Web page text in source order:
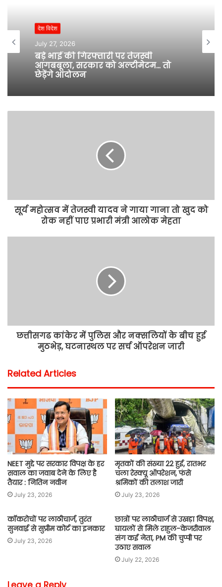
देश विदेश
July 27, 2026
बड़े भाई की गिरफ्तारी पर तेजस्वी
आगबबूला, सरकार को अल्टीमेटम… तो
छेड़ेंगे आंदोलन
सूर्य महोत्सव में तेजस्वी यादव ने गाया गाना तो खुद को
रोक नहीं पाए प्रभारी मंत्री आलोक मेहता
छत्तीसगढ कांकेर में पुलिस और नक्सलियों के बीच हुई
मुठभेड़, घटनास्थल पर सर्च ऑपरेशन जारी
Related Articles
NEET मुद्दे पर सरकार विपक्ष के हर
सवाल का जवाब देने के लिए है
तैयार : नितिन नवीन
July 23, 2026
मृतकों की संख्या 22 हुई, रातभर
चला रेस्क्यू ऑपरेशन, फंसे
श्रमिकों की तलाश जारी
July 23, 2026
कॉकरोचों पर लाठीचार्ज, तुरंत
सुनवाई से सुप्रीम कोर्ट का इनकार
July 23, 2026
छात्रों पर लाठीचार्ज से उखड़ा विपक्ष,
घायलों से मिले राहुल-केजरीवाल
संग कई नेता, PM की चुप्पी पर
उठाए सवाल
July 22, 2026